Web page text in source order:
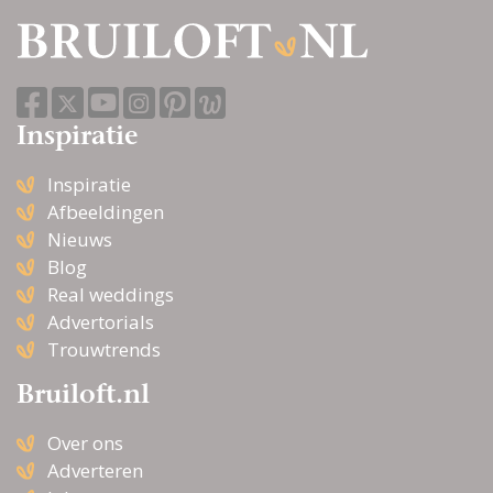
Inspiratie
Inspiratie
Afbeeldingen
Nieuws
Blog
Real weddings
Advertorials
Trouwtrends
Bruiloft.nl
Over ons
Adverteren